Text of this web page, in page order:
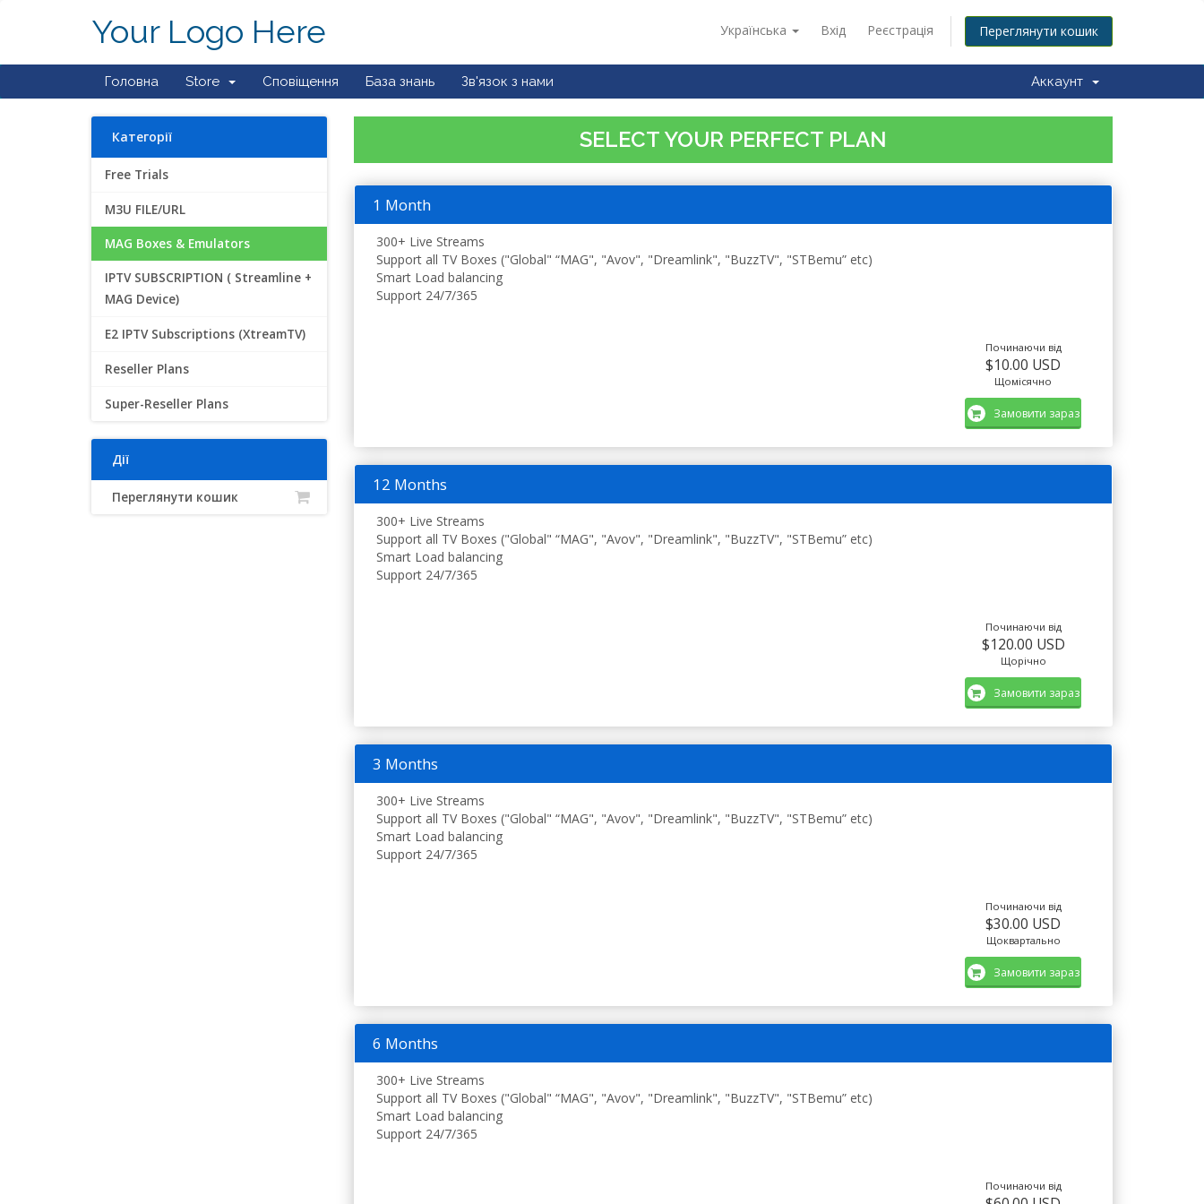
Українська Вхід Реєстрація Переглянути кошик
Your Logo Here
Головна Store Сповіщення База знань Зв'язок з нами Аккаунт
SELECT YOUR PERFECT PLAN
Категорії
Free Trials
M3U FILE/URL
MAG Boxes & Emulators
IPTV SUBSCRIPTION ( Streamline +
MAG Device)
E2 IPTV Subscriptions (XtreamTV)
Reseller Plans
Super-Reseller Plans
Дії
Переглянути кошик
1 Month
300+ Live Streams
Support all TV Boxes ("Global" “MAG", "Avov", "Dreamlink", "BuzzTV", "STBemu” etc)
Smart Load balancing
Support 24/7/365
Починаючи від
$10.00 USD
Щомісячно
Замовити зараз
12 Months
300+ Live Streams
Support all TV Boxes ("Global" “MAG", "Avov", "Dreamlink", "BuzzTV", "STBemu” etc)
Smart Load balancing
Support 24/7/365
Починаючи від
$120.00 USD
Щорічно
Замовити зараз
3 Months
300+ Live Streams
Support all TV Boxes ("Global" “MAG", "Avov", "Dreamlink", "BuzzTV", "STBemu” etc)
Smart Load balancing
Support 24/7/365
Починаючи від
$30.00 USD
Щоквартально
Замовити зараз
6 Months
300+ Live Streams
Support all TV Boxes ("Global" “MAG", "Avov", "Dreamlink", "BuzzTV", "STBemu” etc)
Smart Load balancing
Support 24/7/365
Починаючи від